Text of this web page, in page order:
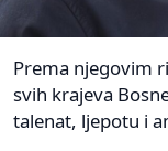
Prema njegovim
svih krajeva
talenat, ljepotu i